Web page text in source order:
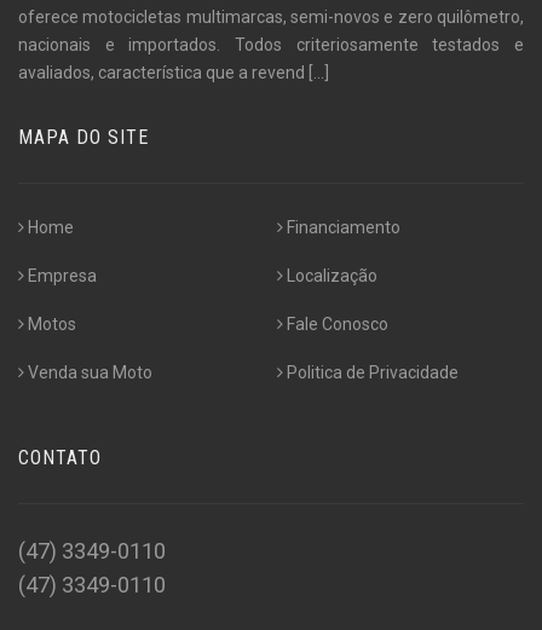
oferece motocicletas multimarcas, semi-novos e zero quilômetro,
nacionais e importados. Todos criteriosamente testados e
avaliados, característica que a revend
MAPA DO SITE
Home
Empresa
Motos
Venda sua Moto
Financiamento
Localização
Fale Conosco
Politica de Privacidade
CONTATO
(47) 3349-0110
(47) 3349-0110